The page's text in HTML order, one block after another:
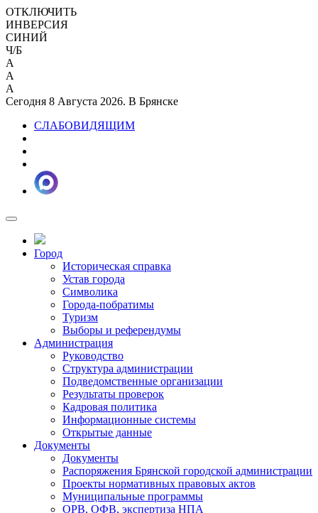
ОТКЛЮЧИТЬ
ИНВЕРСИЯ
СИНИЙ
Ч/Б
A
A
A
Сегодня 8 Августа 2026. В Брянске
СЛАБОВИДЯЩИМ
Город
Историческая справка
Устав города
Символика
Города-побратимы
Туризм
Выборы и референдумы
Администрация
Руководство
Структура администрации
Подведомственные организации
Результаты проверок
Кадровая политика
Информационные системы
Открытые данные
Документы
Документы
Распоряжения Брянской городской администрации
Проекты нормативных правовых актов
Муниципальные программы
ОРВ, ОФВ, экспертиза НПА